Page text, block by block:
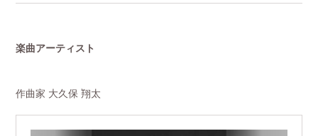
楽曲アーティスト
作曲家 大久保 翔太